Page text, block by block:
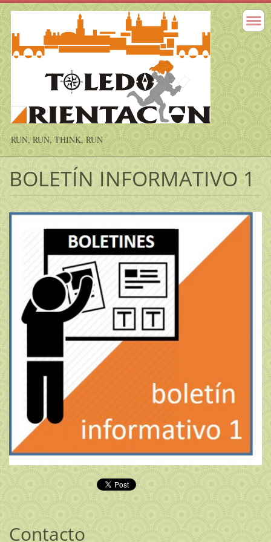
RUN, RUN, THINK, RUN
BOLETÍN INFORMATIVO 1
Contacto